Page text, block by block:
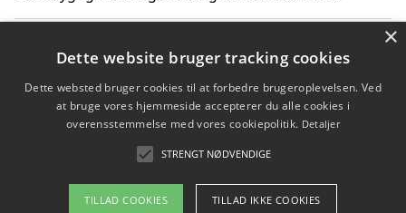
klimaændringer
Hvordan klimaændringer påvirker danske unges
×
Dette website bruger tracking cookies
Dette websted bruger cookies til at forbedre brugeroplevelsen. Ved
at bruge vores hjemmeside accepterer du alle cookies i
overensstemmelse med vores cookiepolitik. Detaljer
STRENGT NØDVENDIGE
TILLAD COOKIES TILLAD IKKE COOKIES